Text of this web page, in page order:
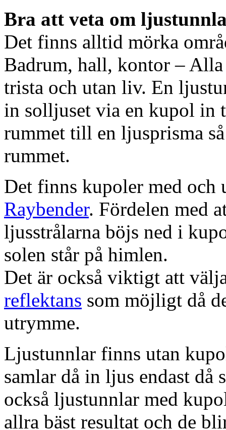
Bra att veta om
Det finns alltid mörka
Badrum, hall, kontor – Alla
trista och utan liv. En
in solljuset via en kupol in
rummet till en ljusprisma
rummet.
Det finns kupoler med och
Raybender. Fördelen med
ljusstrålarna böjs ned i
solen står på himlen.
Det är också viktigt att
reflektans som möjligt då
utrymme.
Ljustunnlar finns utan
samlar då in ljus endast då
också ljustunnlar med
allra bäst resultat och de